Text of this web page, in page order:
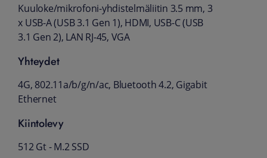
Kuuloke/mikrofoni-yhdistelmäliitin 3.5 mm, 3
x USB-A (USB 3.1 Gen 1), HDMI, USB-C (USB
3.1 Gen 2), LAN RJ-45, VGA
Yhteydet
4G, 802.11a/b/g/n/ac, Bluetooth 4.2, Gigabit
Ethernet
Kiintolevy
512 Gt - M.2 SSD